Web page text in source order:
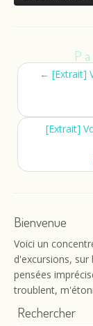
← [Extrait]
[Extrait]
Bienvenue
Voici un
d'excursions, sur
pensées
troublent,
Rechercher